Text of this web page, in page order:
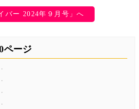
バー 2024年９月号」へ
ージ